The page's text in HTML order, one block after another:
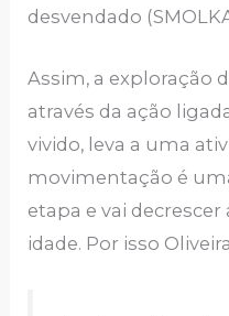
desvendado
Assim, a exploração
através da ação
vivido, leva a uma
movimentação é
etapa e vai
idade. Por isso